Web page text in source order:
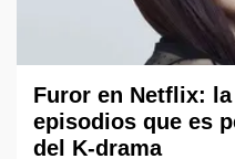
Furor en Netflix:
episodios que es
del K-drama